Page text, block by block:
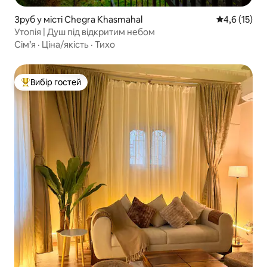
Зруб у місті Chegra Khasmahal Середня
4,6 (15)
Утопія | Душ під відкритим небом
Сім’я · Ціна/якість · Тихо
Топ вибір гостей
Вибір гостей